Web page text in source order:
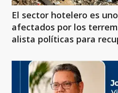
El sector hotelero es
afectados por los
alista políticas para